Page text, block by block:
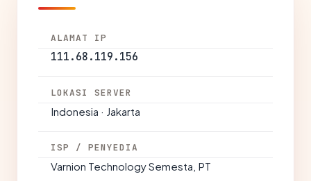
ALAMAT IP
111.68.119.156
LOKASI SERVER
Indonesia · Jakarta
ISP / PENYEDIA
Varnion Technology Semesta, PT